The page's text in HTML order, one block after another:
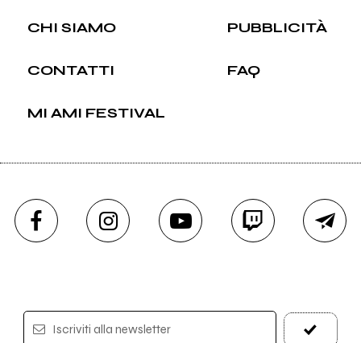
CHI SIAMO PUBBLICITÀ
CONTATTI FAQ
MI AMI FESTIVAL
Iscriviti alla newsletter